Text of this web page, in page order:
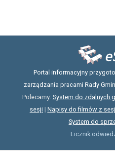
Portal informacyjny
zarządzania pracami Rady
Polecamy: System do zdalnych
sesji | Napisy do filmów z
System do
Licznik